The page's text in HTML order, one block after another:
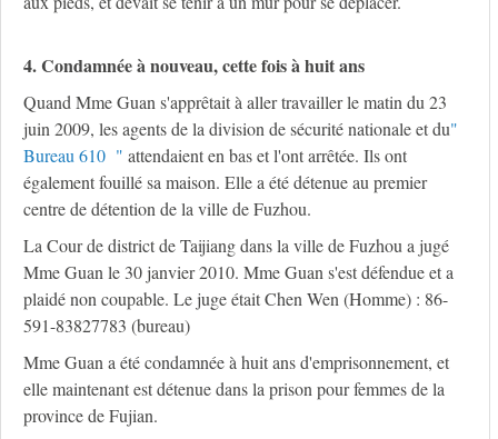
4. Condamnée à nouveau, cette fois à huit ans
Quand Mme Guan s'apprêtait à aller travailler le matin du 23
juin 2009, les agents de la division de sécurité nationale et du"
Bureau 610 " attendaient en bas et l'ont arrêtée. Ils ont
également fouillé sa maison. Elle a été détenue au premier
centre de détention de la ville de Fuzhou.
La Cour de district de Taijiang dans la ville de Fuzhou a jugé
Mme Guan le 30 janvier 2010. Mme Guan s'est défendue et a
plaidé non coupable. Le juge était Chen Wen (Homme) : 86-
591-83827783 (bureau)
Mme Guan a été condamnée à huit ans d'emprisonnement, et
elle maintenant est détenue dans la prison pour femmes de la
province de Fujian.